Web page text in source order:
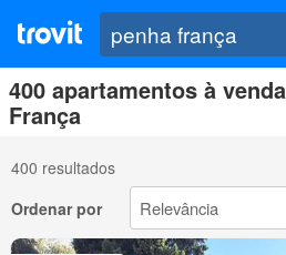
400 apartamentos à
França
400 resultados
Ordenar por